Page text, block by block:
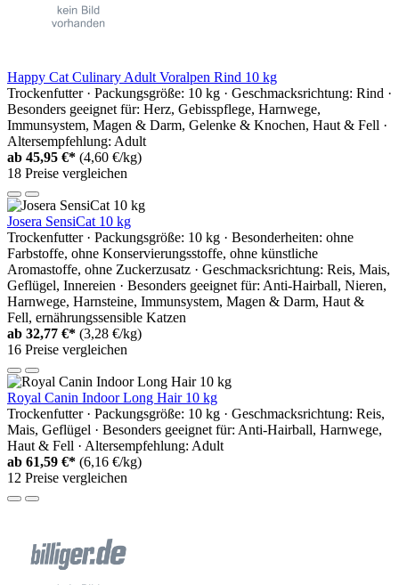
Happy Cat Culinary Adult Voralpen Rind 10 kg
Trockenfutter · Packungsgröße: 10 kg · Geschmacksrichtung: Rind ·
Besonders geeignet für: Herz, Gebisspflege, Harnwege,
Immunsystem, Magen & Darm, Gelenke & Knochen, Haut & Fell ·
Altersempfehlung: Adult
ab 45,95 €* (4,60 €/kg)
18 Preise vergleichen
Josera SensiCat 10 kg
Trockenfutter · Packungsgröße: 10 kg · Besonderheiten: ohne
Farbstoffe, ohne Konservierungsstoffe, ohne künstliche
Aromastoffe, ohne Zuckerzusatz · Geschmacksrichtung: Reis, Mais,
Geflügel, Innereien · Besonders geeignet für: Anti-Hairball, Nieren,
Harnwege, Harnsteine, Immunsystem, Magen & Darm, Haut &
Fell, ernährungssensible Katzen
ab 32,77 €* (3,28 €/kg)
16 Preise vergleichen
Royal Canin Indoor Long Hair 10 kg
Trockenfutter · Packungsgröße: 10 kg · Geschmacksrichtung: Reis,
Mais, Geflügel · Besonders geeignet für: Anti-Hairball, Harnwege,
Haut & Fell · Altersempfehlung: Adult
ab 61,59 €* (6,16 €/kg)
12 Preise vergleichen